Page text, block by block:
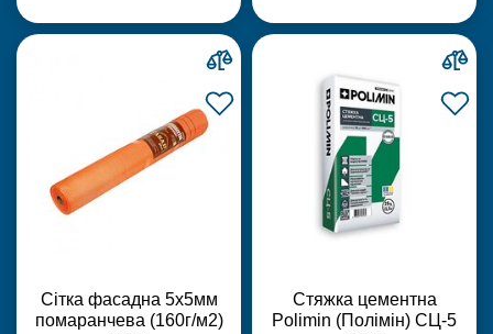
Сітка фасадна 5х5мм
помаранчева (160г/м2)
Стяжка цементна
Polimin (Полімін) СЦ-5